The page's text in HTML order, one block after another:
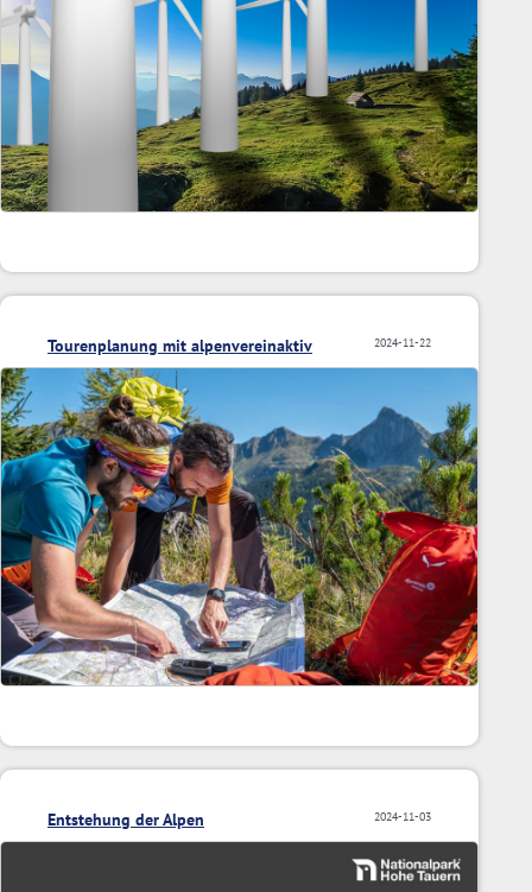
2024-11-22
Tourenplanung mit alpenvereinaktiv
2024-11-03
Entstehung der Alpen